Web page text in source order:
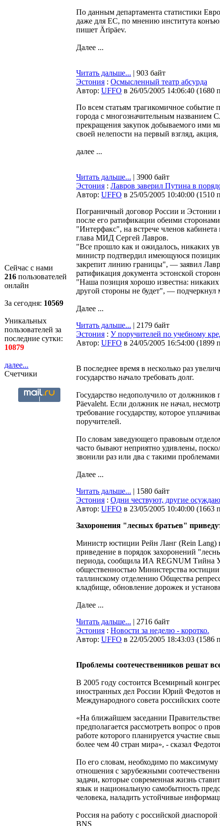
Сейчас с нами
216 пользователей
онлайн
За сегодня: 10569
Уникальных
пользователей за
последние сутки:
10879
далее...
Счетчики
По данным департамента статистики
даже для ЕС, по мнению института
пишет Äripäev.
Далее ...
Читать дальше... | 903 байт
Эстония : Осмысленный театр абсурда
Автор: UFFO в 26/05/2005 14:06:40 (1680
По всем статьям трагикомичное
города с многозначительным названием
прекращения закупок добываемого ими
своей нелепости на первый взгляд,
далее ...
Читать дальше... | 3900 байт
Эстония : Лавров заверил Путина в
Автор: UFFO в 25/05/2005 10:40:00 (1510
Пограничный договор России и Эстонии
после его ратификации обеими
"Интерфакс", на встрече членов
глава МИД Сергей Лавров.
"Все прошло как и ожидалось, никаких
министр подтвердил имеющуюся
закрепит линию границы", — заявил
ратификация документа эстонской
"Наша позиция хорошо известна:
другой стороны не будет", — подчеркнул
Далее ...
Читать дальше... | 2179 байт
Эстония : У поручителей по учебному
Автор: UFFO в 24/05/2005 16:54:00 (1899
В последнее время в несколько раз
государство начало требовать долг.
Государство недополучило от
Päevaleht. Если должник не начал,
требование государству, которое
поручителей.
По словам заведующего правовым
часто бывают неприятно удивлены,
звонили раз или два с такими
Далее ...
Читать дальше... | 1580 байт
Эстония : Одни чествуют, другие
Автор: UFFO в 23/05/2005 10:40:00 (1663
Захоронения "лесных братьев"
Министр юстиции Рейн Ланг (Rein Lang)
приведение в порядок захоронений
периода, сообщила ИА REGNUM Тийна
общественностью Министерства
таллинскому отделению Общества
кладбище, обновление дорожек и
Далее ...
Читать дальше... | 2716 байт
Эстония : Новости за неделю - коротко.
Автор: UFFO в 22/05/2005 18:43:03 (1586
Проблемы соотечественников решат
В 2005 году состоится Всемирный
иностранных дел России Юрий Федотов
Международного совета российских
«На ближайшем заседании
предполагается рассмотреть вопрос о
работе которого планируется участие
более чем 40 стран мира», - сказал
По его словам, необходимо по
отношения с зарубежными
задачи, которые современная жизнь
язык и национальную самобытность
человека, наладить устойчивые
Россия на работу с российской
BNS